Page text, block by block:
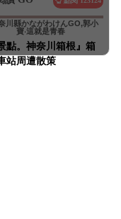
點。神奈川箱根』箱
站周遭散策
19